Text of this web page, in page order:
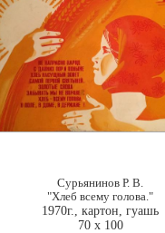
Сурьянинов Р. В.
"Хлеб всему голова."
1970г., картон, гуашь
70 x 100